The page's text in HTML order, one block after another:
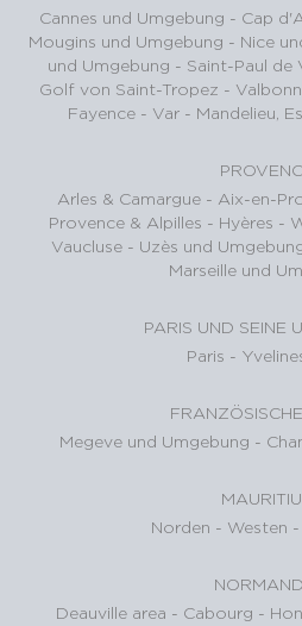
Cannes und Umgebung - Cap
Mougins und Umgebung - Nice
und Umgebung - Saint-Paul de
Golf von Saint-Tropez -
Fayence - Var - Mandelieu,
Arles & Camargue - Aix-en-
Provence & Alpilles - Hyères -
Vaucluse - Uzès und
Marseille und
PARIS UND SEINE
Paris -
Megeve und Umgebung -
Norden - Westen -
Deauville area - Cabourg -